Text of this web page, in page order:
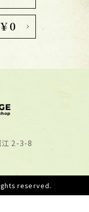
￥0
江 2-3-8
reserved.